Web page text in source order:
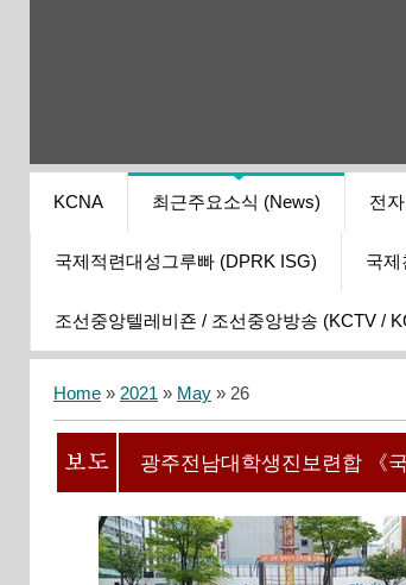
KCNA 최근주요소식 (News) 전
국제적련대성그루빠 (DPRK ISG) 국제
조선중앙텔레비죤 / 조선중앙방송 (KCTV /
Home » 2021 » May » 26
광주전남대학생진보련합 《